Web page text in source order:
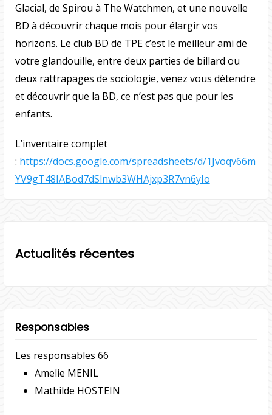
Responsables
Les responsables 66
Amelie MENIL
Mathilde HOSTEIN
Glacial, de Spirou à The Watchmen, et une nouvelle
BD à découvrir chaque mois pour élargir vos
horizons. Le club BD de TPE c’est le meilleur ami de
votre glandouille, entre deux parties de billard ou
deux rattrapages de sociologie, venez vous détendre
et découvrir que la BD, ce n’est pas que pour les
enfants.
L’inventaire complet
: https://docs.google.com/spreadsheets/d/1Jvoqv66m
YV9gT48IABod7dSlnwb3WHAjxp3R7vn6yIo
Actualités récentes